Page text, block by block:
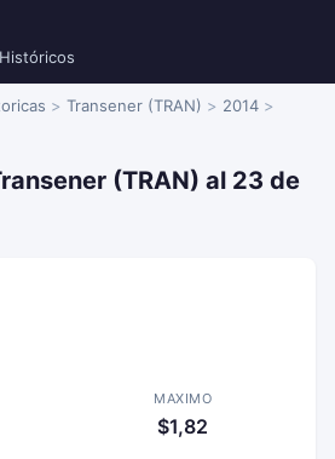
Históricos
Transener (TRAN)
2014
(TRAN) al 23 de
MAXIMO
$1,82